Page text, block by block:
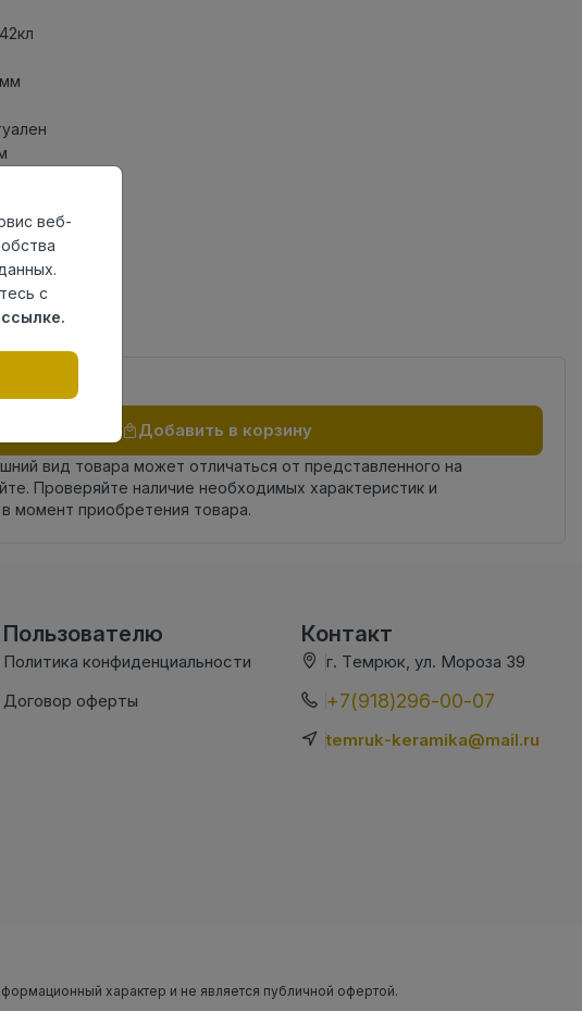
градусов
метод
Добавить в корзину
вид товара может отличаться от представленного на
Проверяйте наличие необходимых характеристик и
момент приобретения товара.
Пользователю
Политика конфиденциальности
Договор оферты
Контакт
г. Темрюк, ул. Мороза 39
+7(918)296-00-07
temruk-keramika@mail.ru
характер и не является публичной офертой.
веб-
с
ссылке.